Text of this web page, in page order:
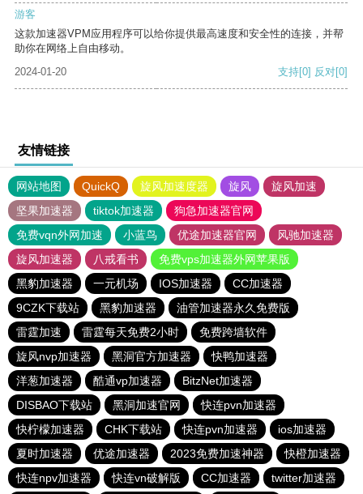
游客
这款加速器VPM应用程序可以给你提供最高速度和安全性的连接，并帮
助你在网络上自由移动。
2024-01-20
支持[0] 反对[0]
友情链接
网站地图 QuickQ 旋风加速度器 旋风
旋风加速
坚果加速器
tiktok加速器
狗急加速器官网
免费vqn外网加速
小蓝鸟 优途加速器官网
风驰加速器
旋风加速器
八戒看书
免费vps加速器外网苹果版
黑豹加速器
一元机场 IOS加速器
CC加速器
9CZK下载站
黑豹加速器
油管加速器永久免费版
雷霆加速
雷霆每天免费2小时
免费跨墙软件
旋风nvp加速器
黑洞官方加速器
快鸭加速器
洋葱加速器
酷通vp加速器
BitzNet加速器
DISBAO下载站
黑洞加速官网
快连pvn加速器
快柠檬加速器
CHK下载站 快连pvn加速器
ios加速器
夏时加速器
优途加速器 2023免费加速神器
快橙加速器
快连npv加速器
快连vn破解版 CC加速器 twitter加速器